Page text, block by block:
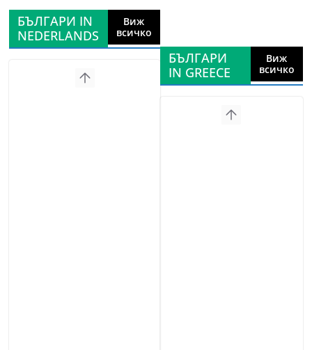
БЪЛГАРИ IN
NEDERLANDS
Виж
всичко
БЪЛГАРИ
IN GREECE
Виж
всичко